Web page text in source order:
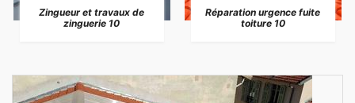
Zingueur et travaux de
zinguerie 10
Réparation urgence fuite
toiture 10